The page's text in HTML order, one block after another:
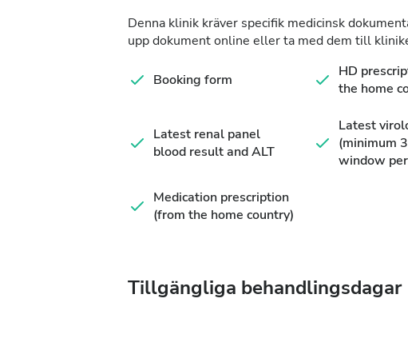
Denna klinik kräver specifik medicinsk
upp dokument online eller ta med dem till
Booking form
HD
the home
Latest renal panel
blood result and ALT
Latest
(minimum
window
Medication prescription
(from the home country)
Tillgängliga behandlingsdagar